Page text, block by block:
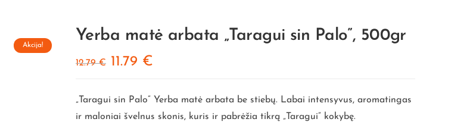
Akcija!
Yerba matė arbata „Taragui sin Palo”, 500gr
12.79€ 11.79 €
„Taragui sin Palo” Yerba matė arbata be stiebų. Labai intensyvus, aromatingas
ir maloniai švelnus skonis, kuris ir pabrėžia tikrą „Taragui” kokybę.